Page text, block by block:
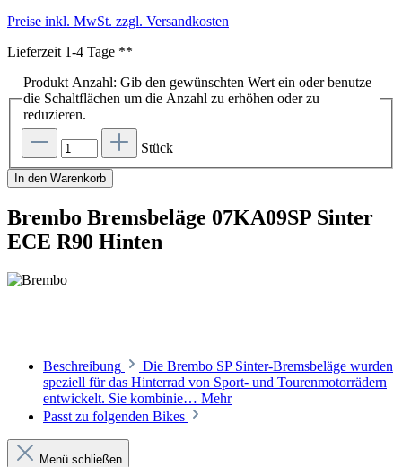
Preise inkl. MwSt. zzgl. Versandkosten
Lieferzeit 1-4 Tage **
Produkt Anzahl: Gib den gewünschten Wert ein oder benutze
die Schaltflächen um die Anzahl zu erhöhen oder zu
reduzieren.
Stück
In den Warenkorb
Brembo Bremsbeläge 07KA09SP Sinter
ECE R90 Hinten
Beschreibung
Die Brembo SP Sinter-Bremsbeläge wurden
speziell für das Hinterrad von Sport- und Tourenmotorrädern
entwickelt. Sie kombinie… Mehr
Passt zu folgenden Bikes
Menü schließen